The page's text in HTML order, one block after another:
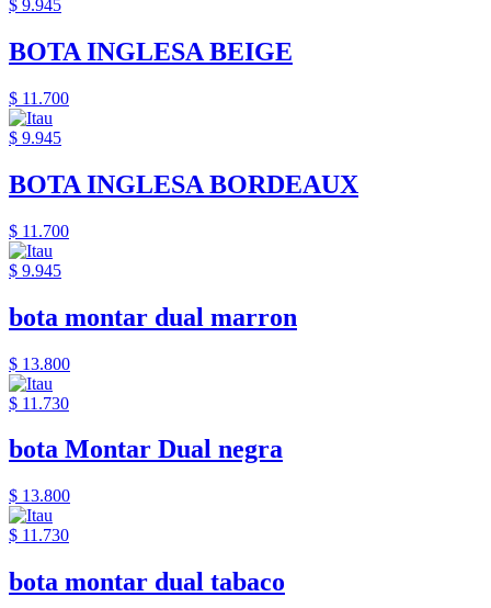
$ 9.945
BOTA INGLESA BEIGE
$ 11.700
$ 9.945
BOTA INGLESA BORDEAUX
$ 11.700
$ 9.945
bota montar dual marron
$ 13.800
$ 11.730
bota Montar Dual negra
$ 13.800
$ 11.730
bota montar dual tabaco